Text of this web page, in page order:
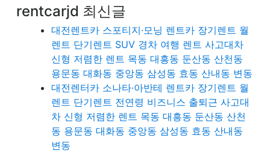
rentcarjd 최신글
대전렌트카 스포티지·모닝 렌트카 장기렌트 월
렌트 단기렌트 SUV 경차 여행 렌트 사고대차
신형 저렴한 렌트 목동 대흥동 둔산동 산천동
용문동 대화동 중앙동 삼성동 효동 산내동 변동
대전렌터카 소나타·아반테 렌트카 장기렌트 월
렌트 단기렌트 전연령 비즈니스 출퇴근 사고대
차 신형 저렴한 렌트 목동 대흥동 둔산동 산천
동 용문동 대화동 중앙동 삼성동 효동 산내동
변동